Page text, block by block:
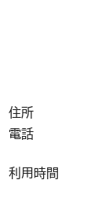
住所
電話
利用時間